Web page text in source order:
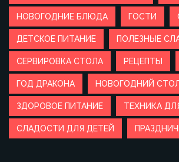
НОВОГОДНИЕ БЛЮДА ГОСТИ
ДЕТСКОЕ ПИТАНИЕ ПОЛЕЗНЫЕ
СЕРВИРОВКА СТОЛА РЕЦЕПТЫ
ГОД ДРАКОНА НОВОГОДНИЙ СТОЛ
ЗДОРОВОЕ ПИТАНИЕ ТЕХНИКА
СЛАДОСТИ ДЛЯ ДЕТЕЙ